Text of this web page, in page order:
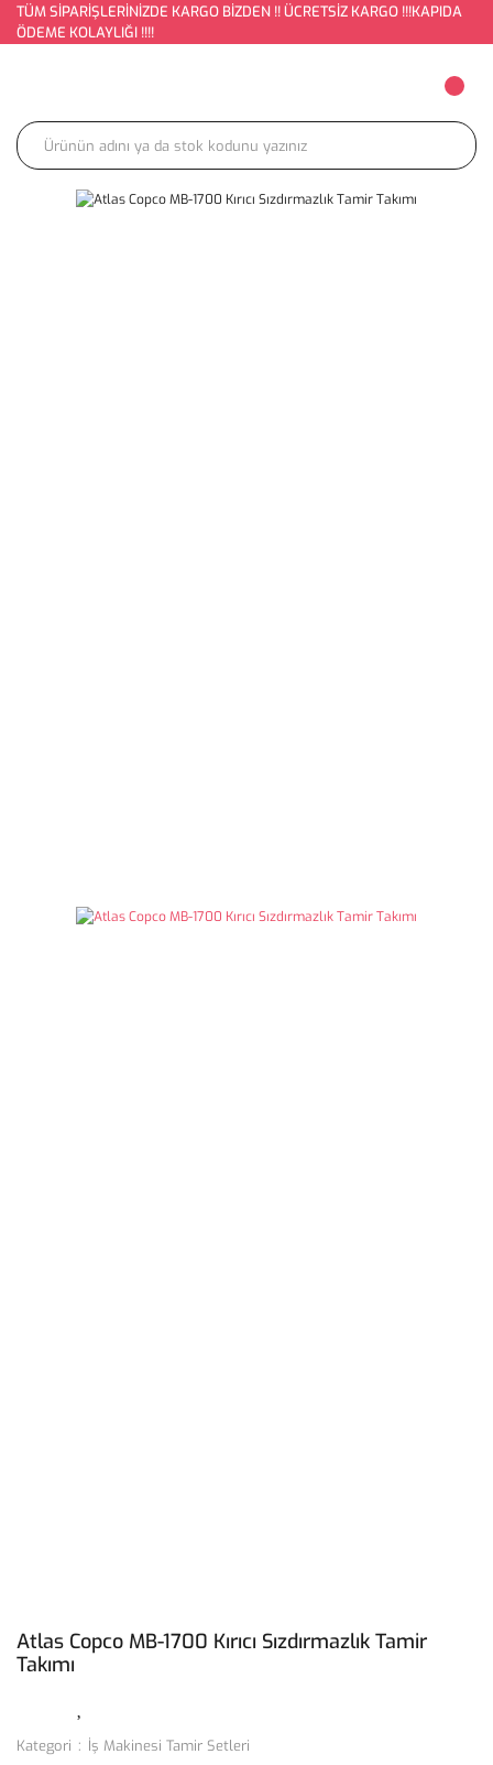
TÜM SİPARİŞLERİNİZDE KARGO BİZDEN !! ÜCRETSİZ KARGO !!!KAPIDA
ÖDEME KOLAYLIĞI !!!!
Atlas Copco MB-1700 Kırıcı Sızdırmazlık Tamir
Takımı
Kategori
İş Makinesi Tamir Setleri